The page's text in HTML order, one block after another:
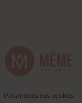
Paramètres des cookies